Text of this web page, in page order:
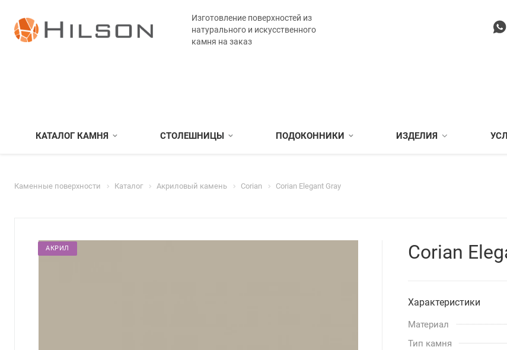
Изготовление поверхностей из
натурального и искусственного
камня на заказ
КАТАЛОГ КАМНЯ СТОЛЕШНИЦЫ ПОДОКОННИКИ ИЗДЕЛИЯ
Каменные поверхности Каталог Акриловый камень Corian Corian Elegant Gray
АКРИЛ Corian
Характеристики
Материал
Тип камня